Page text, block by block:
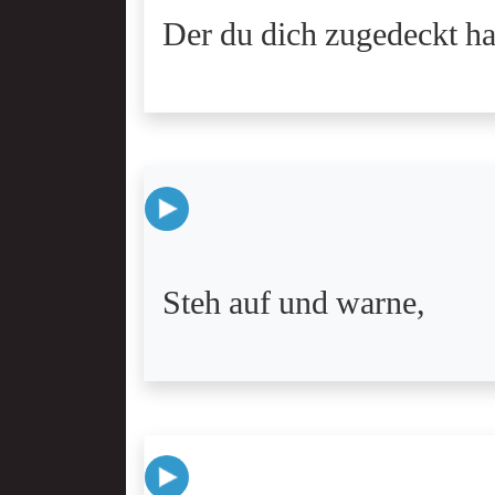
Der du dich zugedeckt
Steh auf und warne,